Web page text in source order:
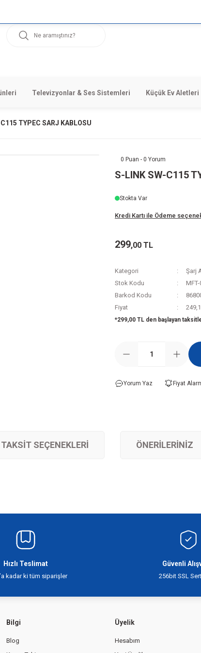
Televizyonlar & Ses Sistemleri Küçük Ev Aletleri
TYPEC SARJ KABLOSU
0 Puan - 0 Yorum
S-LINK SW-C115
Stokta Var
Kredi Kartı ile Ödeme
299,00 TL
Kategori
Şarj
Stok Kodu
Barkod Kodu
Fiyat
*299,00 TL den başlayan
Yorum Yaz Fiyat
TAKSIT SEÇENEKLERI ÖNERILERINIZ
Hızlı Teslimat
kadar ki tüm siparişler
Güvenli
256bit SSL
Bilgi
Blog
Üyelik
Hesabım